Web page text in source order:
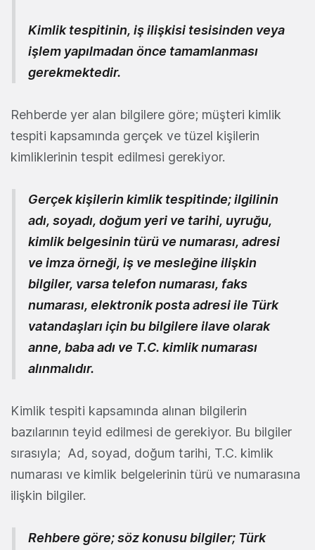
Kimlik tespitinin, iş ilişkisi tesisinden veya
işlem yapılmadan önce tamamlanması
gerekmektedir.
Rehberde yer alan bilgilere göre; müşteri kimlik
tespiti kapsamında gerçek ve tüzel kişilerin
kimliklerinin tespit edilmesi gerekiyor.
Gerçek kişilerin kimlik tespitinde; ilgilinin
adı, soyadı, doğum yeri ve tarihi, uyruğu,
kimlik belgesinin türü ve numarası, adresi
ve imza örneği, iş ve mesleğine ilişkin
bilgiler, varsa telefon numarası, faks
numarası, elektronik posta adresi ile Türk
vatandaşları için bu bilgilere ilave olarak
anne, baba adı ve T.C. kimlik numarası
alınmalıdır.
Kimlik tespiti kapsamında alınan bilgilerin
bazılarının teyid edilmesi de gerekiyor. Bu bilgiler
sırasıyla; Ad, soyad, doğum tarihi, T.C. kimlik
numarası ve kimlik belgelerinin türü ve numarasına
ilişkin bilgiler.
Rehbere göre;söz konusu bilgiler; Türk